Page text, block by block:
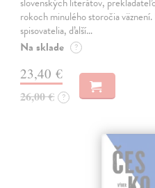
rokoch minulého storočia
spisovatelia, ďalší…
Na sklade ?
23,40 €
26,00 € ?